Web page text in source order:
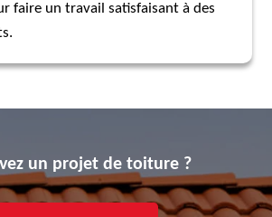
faire un travail satisfaisant à des
un projet de toiture ?